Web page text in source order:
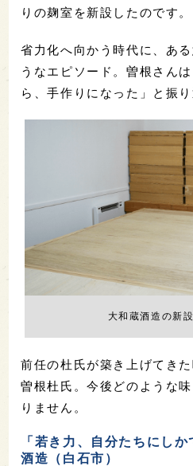
りの麹室を新設したのです。
省力化へ向かう時代に、あ
うなエピソード。曽根さん
ら、手作りになった」と振り
大和蔵酒造の新
前任の杜氏が築き上げてき
曽根杜氏。今後どのような
りません。
「若き力、自分たちにし
酒造（白石市）